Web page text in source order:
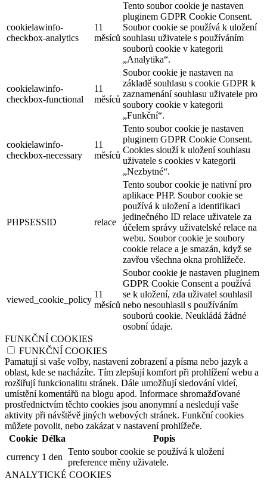
cookielawinfo-
checkbox-analytics
11
měsíců
Tento soubor cookie je nastaven
pluginem GDPR Cookie Consent.
Soubor cookie se používá k uložení
souhlasu uživatele s používáním
souborů cookie v kategorii
„Analytika“.
cookielawinfo-
checkbox-functional
11
měsíců
Soubor cookie je nastaven na
základě souhlasu s cookie GDPR k
zaznamenání souhlasu uživatele pro
soubory cookie v kategorii
„Funkční“.
cookielawinfo-
checkbox-necessary
11
měsíců
Tento soubor cookie je nastaven
pluginem GDPR Cookie Consent.
Cookies slouží k uložení souhlasu
uživatele s cookies v kategorii
„Nezbytné“.
PHPSESSID relace
Tento soubor cookie je nativní pro
aplikace PHP. Soubor cookie se
používá k uložení a identifikaci
jedinečného ID relace uživatele za
účelem správy uživatelské relace na
webu. Soubor cookie je soubory
cookie relace a je smazán, když se
zavřou všechna okna prohlížeče.
viewed_cookie_policy
11
měsíců
Soubor cookie je nastaven pluginem
GDPR Cookie Consent a používá
se k uložení, zda uživatel souhlasil
nebo nesouhlasil s používáním
souborů cookie. Neukládá žádné
osobní údaje.
FUNKČNÍ COOKIES
FUNKČNÍ COOKIES
Pamatují si vaše volby, nastavení zobrazení a písma nebo jazyk a
oblast, kde se nacházíte. Tím zlepšují komfort při prohlížení webu a
rozšiřují funkcionalitu stránek. Dále umožňují sledování videí,
umístění komentářů na blogu apod. Informace shromažďované
prostřednictvím těchto cookies jsou anonymní a nesledují vaše
aktivity při návštěvě jiných webových stránek. Funkční cookies
můžete povolit, nebo zakázat v nastavení prohlížeče.
Cookie Délka
Popis
currency 1 den
Tento soubor cookie se používá k uložení
preference měny uživatele.
ANALYTICKÉ COOKIES